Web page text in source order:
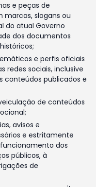
e peças de
slogans ou
do atual Governo
dos documentos
e perfis oficiais
redes sociais, inclusive
conteúdos publicados e
de conteúdos
avisos e
e estritamente
dos
públicos, à
de